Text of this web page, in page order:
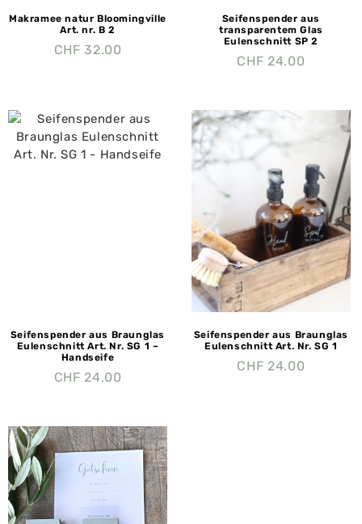
Makramee natur Bloomingville
Art. nr. B 2
CHF 32.00
Seifenspender aus
transparentem Glas
Eulenschnitt SP 2
CHF 24.00
Seifenspender aus Braunglas
Eulenschnitt Art. Nr. SG 1 –
Handseife
CHF 24.00
Seifenspender aus Braunglas
Eulenschnitt Art. Nr. SG 1
CHF 24.00